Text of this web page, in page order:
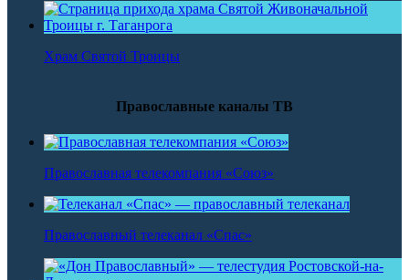
Храм Святой Троицы
Православные каналы ТВ
Православная телекомпания «Союз»
Православный телеканал «Спас»